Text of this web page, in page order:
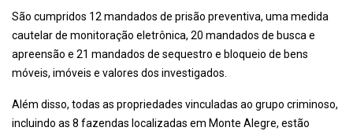
São cumpridos 12 mandados de prisão preventiva, uma medida
cautelar de monitoração eletrônica, 20 mandados de busca e
apreensão e 21 mandados de sequestro e bloqueio de bens
móveis, imóveis e valores dos investigados.
Além disso, todas as propriedades vinculadas ao grupo criminoso,
incluindo as 8 fazendas localizadas em Monte Alegre, estão